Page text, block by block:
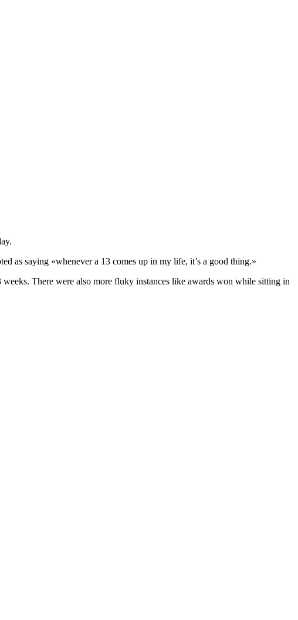
as saying «whenever a 13 comes up in my life, it’s a good thing.»
There were also more fluky instances like awards won while sitting in